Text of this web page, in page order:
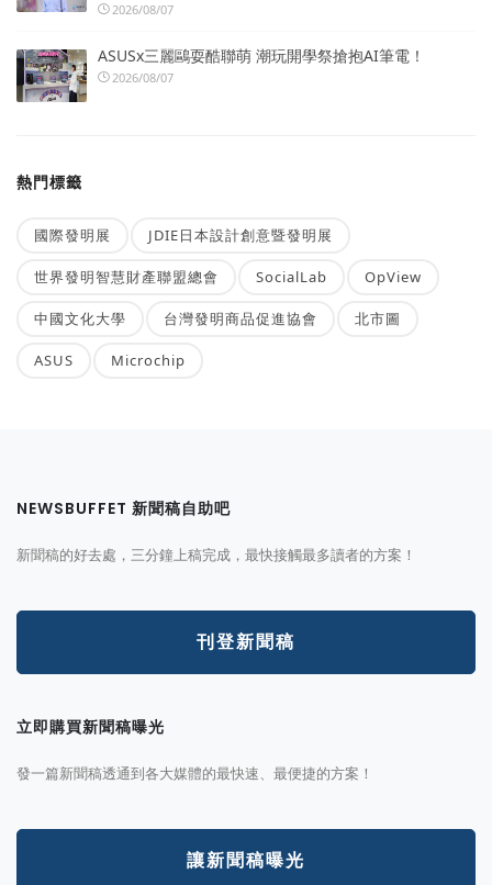
2026/08/07
ASUSx三麗鷗耍酷聯萌 潮玩開學祭搶抱AI筆電！
2026/08/07
熱門標籤
國際發明展 JDIE日本設計創意暨發明展
世界發明智慧財產聯盟總會 SocialLab OpView
中國文化大學 台灣發明商品促進協會 北市圖
ASUS Microchip
NEWSBUFFET 新聞稿自助吧
新聞稿的好去處，三分鐘上稿完成，最快接觸最多讀者的方案！
刊登新聞稿
立即購買新聞稿曝光
發一篇新聞稿透通到各大媒體的最快速、最便捷的方案！
讓新聞稿曝光